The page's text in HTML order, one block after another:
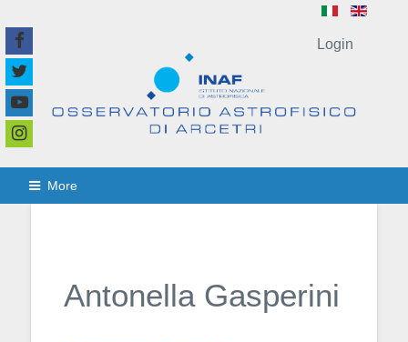
More
Antonella Gasperini
Login